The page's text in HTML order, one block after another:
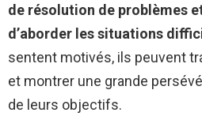
de résolution de problèmes
d’aborder les situations
sentent motivés, ils peuvent
et montrer une grande
de leurs objectifs.